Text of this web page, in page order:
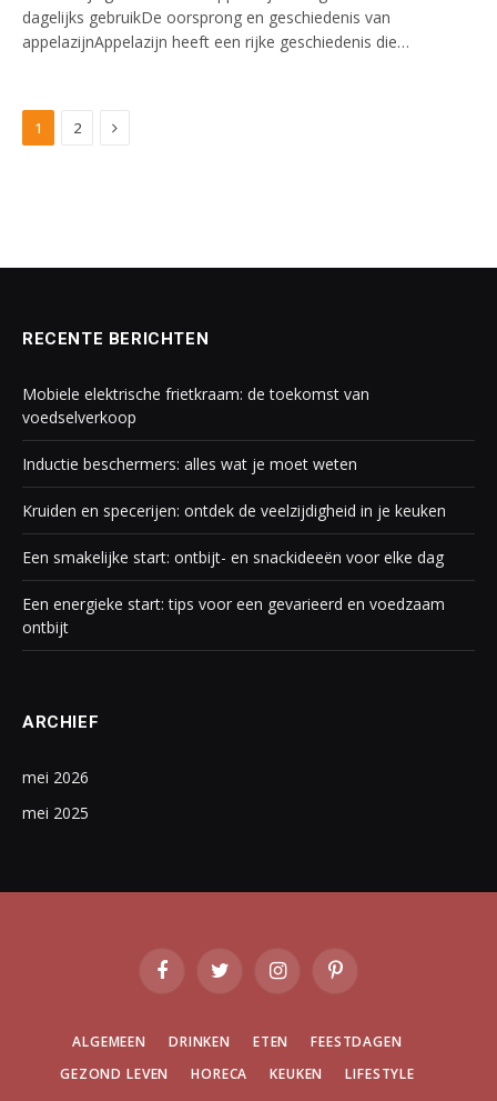
dagelijks gebruikDe oorsprong en geschiedenis van
appelazijnAppelazijn heeft een rijke geschiedenis die…
1 2 Next
RECENTE BERICHTEN
Mobiele elektrische frietkraam: de toekomst van
voedselverkoop
Inductie beschermers: alles wat je moet weten
Kruiden en specerijen: ontdek de veelzijdigheid in je keuken
Een smakelijke start: ontbijt- en snackideeën voor elke dag
Een energieke start: tips voor een gevarieerd en voedzaam
ontbijt
ARCHIEF
mei 2026
mei 2025
FacebookTwitter InstagramPinterest
ALGEMEEN DRINKEN ETEN
FEESTDAGEN
GEZOND LEVEN
HORECA KEUKEN
LIFESTYLE